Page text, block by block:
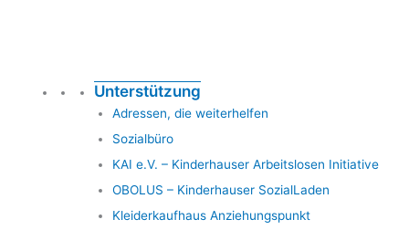
Unterstützung
Adressen, die weiterhelfen
Sozialbüro
KAI e.V. – Kinderhauser Arbeitslosen Initiative
OBOLUS – Kinderhauser SozialLaden
Kleiderkaufhaus Anziehungspunkt